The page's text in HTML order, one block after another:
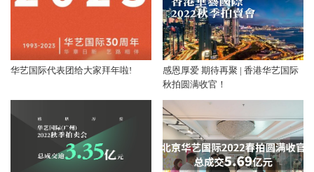
华艺国际代表团给大家拜年啦!
感恩厚爱 期待再聚 | 香港华艺国际
秋拍圆满收官！